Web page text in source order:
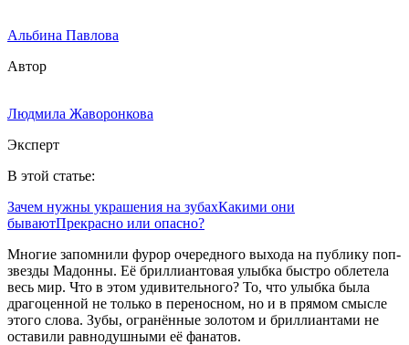
Альбина Павлова
Автор
Людмила Жаворонкова
Эксперт
В этой статье:
Зачем нужны украшения на зубахКакими они
бываютПрекрасно или опасно?
Многие запомнили фурор очередного выхода на публику поп-
звезды Мадонны. Её бриллиантовая улыбка быстро облетела
весь мир. Что в этом удивительного? То, что улыбка была
драгоценной не только в переносном, но и в прямом смысле
этого слова. Зубы, огранённые золотом и бриллиантами не
оставили равнодушными её фанатов.